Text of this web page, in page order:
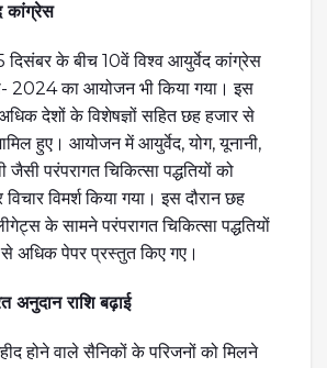
कांग्रेस
दिसंबर के बीच 10वें विश्व आयुर्वेद कांग्रेस
2024 का आयोजन भी किया गया। इस
देशों के विशेषज्ञों सहित छह हजार से
हुए। आयोजन में आयुर्वेद, योग, यूनानी,
जैसी परंपरागत चिकित्सा पद्धतियों को
विमर्श किया गया। इस दौरान छह
के सामने परंपरागत चिकित्सा पद्धतियों
अधिक पेपर प्रस्तुत किए गए।
अनुदान राशि बढ़ाई
होने वाले सैनिकों के परिजनों को मिलने